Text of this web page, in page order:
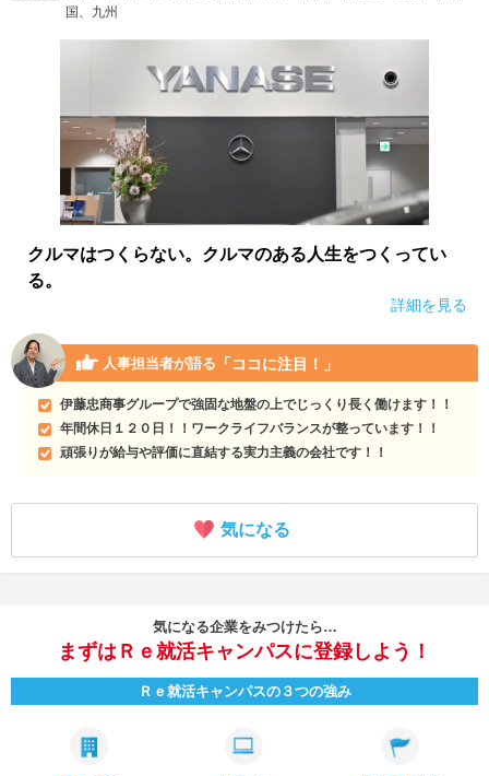
国、九州
クルマはつくらない。クルマのある人生をつくってい
る。
詳細を見る
人事担当者が語る 「ココに注目！」
伊藤忠商事グループで強固な地盤の上でじっくり長く働けます！！
年間休日１２０日！！ワークライフバランスが整っています！！
頑張りが給与や評価に直結する実力主義の会社です！！
気になる
気になる企業をみつけたら…
まずはＲｅ就活キャンパスに登録しよう！
Ｒｅ就活キャンパスの３つの強み